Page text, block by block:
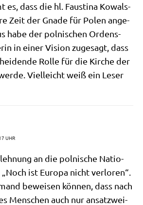
es, dass die hl. Fausti­na Kowal­s­
Zeit der Gna­de für Polen ange­
habe der pol­ni­schen Ordens­
in einer Visi­on zuge­sagt, dass
Rol­le für die Kir­che der
Viel­leicht weiß ein Leser
UHR
an die pol­ni­sche Natio­
ist Euro­pa nicht ver­lo­ren“.
bewei­sen kön­nen, dass nach
Men­schen auch nur ansatz­wei­